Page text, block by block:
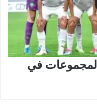
في